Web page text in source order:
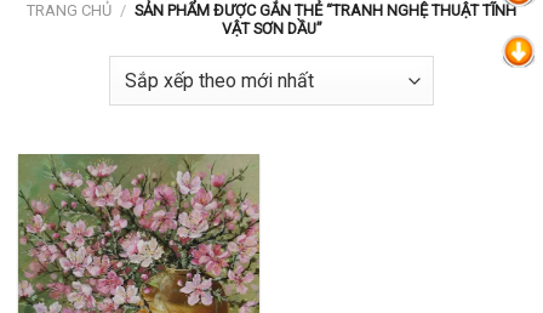
TRANG CHỦ / SẢN PHẨM ĐƯỢC GẮN THẺ “TRANH NGHỆ THUẬT TĨNH
VẬT SƠN DẦU”